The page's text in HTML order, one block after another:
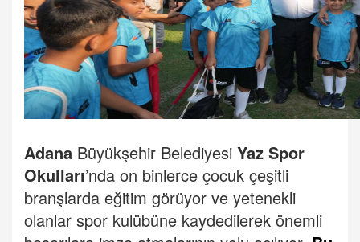
Adana Büyükşehir Belediyesi Yaz Spor
Okulları’nda on binlerce çocuk çeşitli
branşlarda eğitim görüyor ve yetenekli
olanlar spor kulübüne kaydedilerek önemli